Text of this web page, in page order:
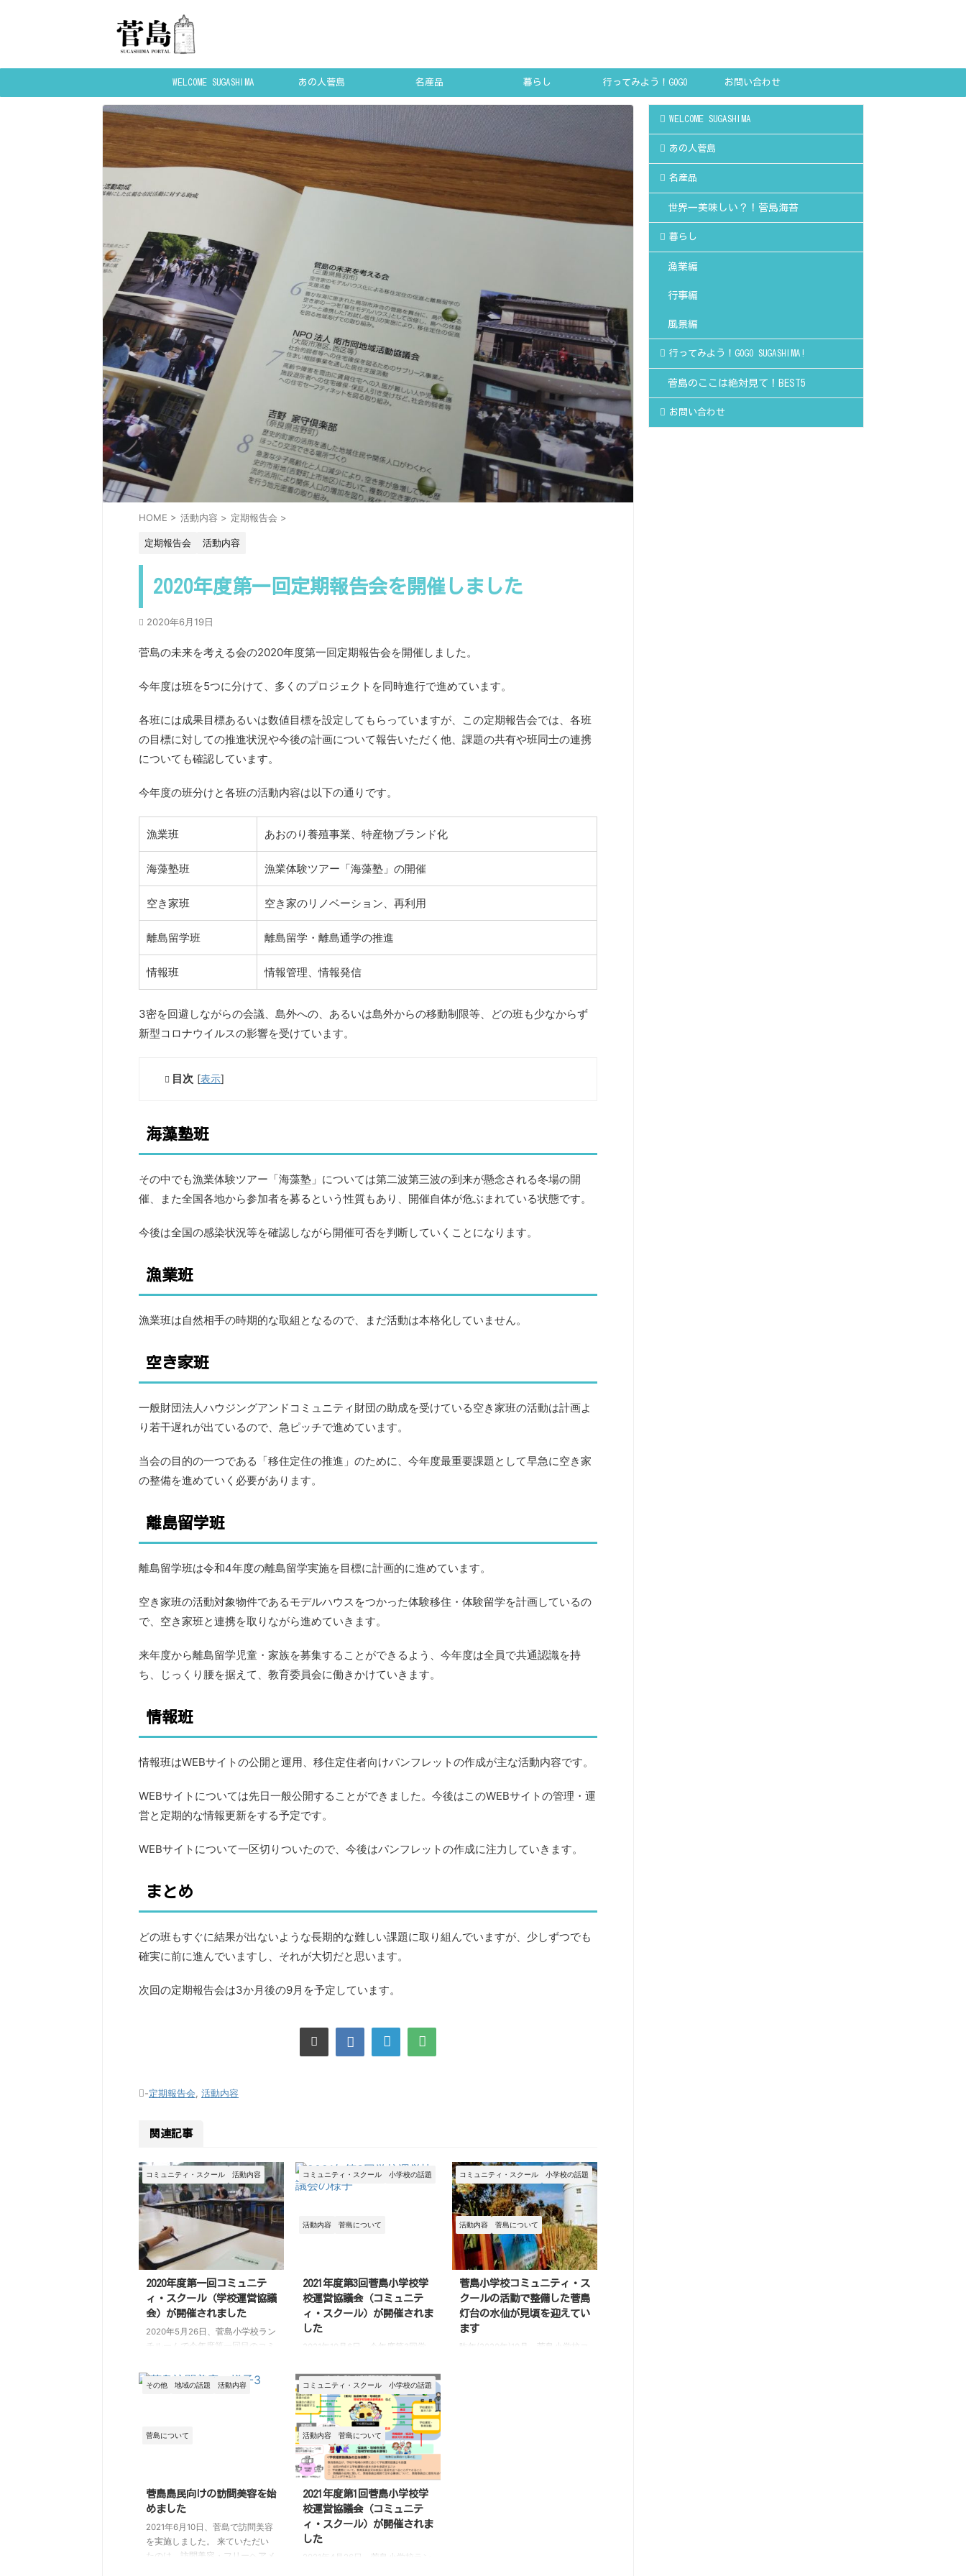
WELCOME SUGASHIMA あの人菅島 名産品 暮らし 行ってみよう！GOGO お問い合わせ
HOME > 活動内容 > 定期報告会 >
定期報告会 活動内容
2020年度第一回定期報告会を開催しました
2020年6月19日
菅島の未来を考える会の2020年度第一回定期報告会を開催しました。
今年度は班を5つに分けて、多くのプロジェクトを同時進行で進めています。
各班には成果目標あるいは数値目標を設定してもらっていますが、この定期報告会では、各班
の目標に対しての推進状況や今後の計画について報告いただく他、課題の共有や班同士の連携
についても確認しています。
今年度の班分けと各班の活動内容は以下の通りです。
漁業班 あおのり養殖事業、特産物ブランド化
海藻塾班 漁業体験ツアー「海藻塾」の開催
空き家班 空き家のリノベーション、再利用
離島留学班 離島留学・離島通学の推進
情報班 情報管理、情報発信
3密を回避しながらの会議、島外への、あるいは島外からの移動制限等、どの班も少なからず
新型コロナウイルスの影響を受けています。
目次 [表示]
海藻塾班
その中でも漁業体験ツアー「海藻塾」については第二波第三波の到来が懸念される冬場の開
催、また全国各地から参加者を募るという性質もあり、開催自体が危ぶまれている状態です。
今後は全国の感染状況等を確認しながら開催可否を判断していくことになります。
漁業班
漁業班は自然相手の時期的な取組となるので、まだ活動は本格化していません。
空き家班
一般財団法人ハウジングアンドコミュニティ財団の助成を受けている空き家班の活動は計画よ
り若干遅れが出ているので、急ピッチで進めています。
当会の目的の一つである「移住定住の推進」のために、今年度最重要課題として早急に空き家
の整備を進めていく必要があります。
離島留学班
離島留学班は令和4年度の離島留学実施を目標に計画的に進めています。
空き家班の活動対象物件であるモデルハウスをつかった体験移住・体験留学を計画しているの
で、空き家班と連携を取りながら進めていきます。
来年度から離島留学児童・家族を募集することができるよう、今年度は全員で共通認識を持
ち、じっくり腰を据えて、教育委員会に働きかけていきます。
情報班
情報班はWEBサイトの公開と運用、移住定住者向けパンフレットの作成が主な活動内容です。
WEBサイトについては先日一般公開することができました。今後はこのWEBサイトの管理・運
営と定期的な情報更新をする予定です。
WEBサイトについて一区切りついたので、今後はパンフレットの作成に注力していきます。
まとめ
どの班もすぐに結果が出ないような長期的な難しい課題に取り組んでいますが、少しずつでも
確実に前に進んでいますし、それが大切だと思います。
次回の定期報告会は3か月後の9月を予定しています。
-定期報告会, 活動内容
関連記事
コミュニティ・スクール 活動内容
2020年度第一回コミュニテ
ィ・スクール（学校運営協議
会）が開催されました
2020年5月26日、菅島小学校ラン
チルームで今年度第一回目のコミ
議会）が開催されました。 協議
会は保護者代表や地域住民、教職
ィ・スクールでは主に菅島町の各
て参加しています。 今年度は新
型コロナウイルスの影響で5月開
されたり、夏休みが短縮され親子
ふれあい活動の計画変更が余儀な
コミュニティ・スクール 小学校の話題
活動内容 菅島について
2021年度第3回菅島小学校学
校運営協議会（コミュニテ
ィ・スクール）が開催されま
した
2021年10月6日、今年度第3回学
クール）が開催されました。 前
回が7月でしたので、約3か月ぶり
の開催となりました。 この間、
菅島におけるさまざまな行事やイ
ベントは、新型コロナ感染症対策
のため多くが中止や延期となって
しまいました。 三重県の緊急事
態宣言とも重なり、子供たちにと
っては何もない、ちょっと寂しい
夏となってしまいました。 た
だ、その中でも7月28日には地域
おこし協力隊の横尾さんによる
コミュニティ・スクール 小学校の話題
活動内容 菅島について
菅島小学校コミュニティ・ス
クールの活動で整備した菅島
灯台の水仙が見頃を迎えてい
ます
昨年(2020年)10月、菅島小学校コ
その他 地域の話題 活動内容
菅島について
菅島島民向けの訪問美容を始
めました
2021年6月10日、菅島で訪問美容
を実施しました。 来ていただい
たのは、訪問美容・フリーヘアメ
コミュニティ・スクール 小学校の話題
活動内容 菅島について
2021年度第1回菅島小学校学
校運営協議会（コミュニテ
ィ・スクール）が開催されま
した
2021年4月26日、菅島小学校ラン
WELCOME SUGASHIMA
あの人菅島
名産品
世界一美味しい？！菅島海苔
暮らし
漁業編
行事編
風景編
行ってみよう！GOGO SUGASHIMA!
菅島のここは絶対見て！BEST5
お問い合わせ